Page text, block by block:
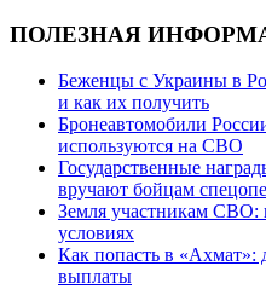
ПОЛЕЗНАЯ
Беженцы с Украины в
и как их получить
Бронеавтомобили
используются на СВО
Государственные
вручают бойцам
Земля участникам СВО:
условиях
Как попасть в «Ахмат»:
выплаты